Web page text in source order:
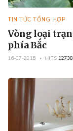
TIN TỨC TỔNG HỢP
Vòng loại
phía Bắc
16-07-2015 HITS 12738